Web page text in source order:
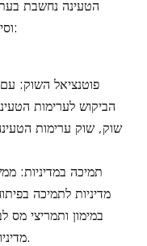
הטעינה נחשבת
וסיכונים להשקעה בתעשיית ערימות הטעינה:
פוטנציאל השוק:
הביקוש לערימות
תמיכה במדיניות:
מדיניות לתמיכה
במימון ותמריצי מס
מדיניות לפיתוח תעשיית ערימות הטעינה.